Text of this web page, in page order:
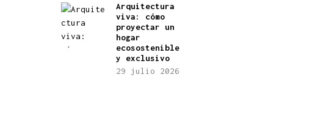
Arquitectura
viva: cómo
proyectar un
hogar
ecosostenible
y exclusivo
29 julio 2026